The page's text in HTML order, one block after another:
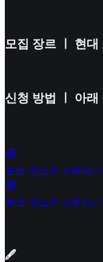
모집 장르 ㅣ 현
신청 방법 ㅣ 아래
돌로 공모전 지원하기
돌로 공모전 지원하기
🖋️